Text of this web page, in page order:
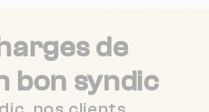
VALENCE ❯
de
bon syndic